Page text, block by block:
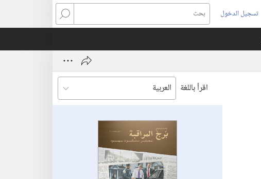
تسجيل الدخول
(يفتح
نافذة
بحث
اقرأ باللغة